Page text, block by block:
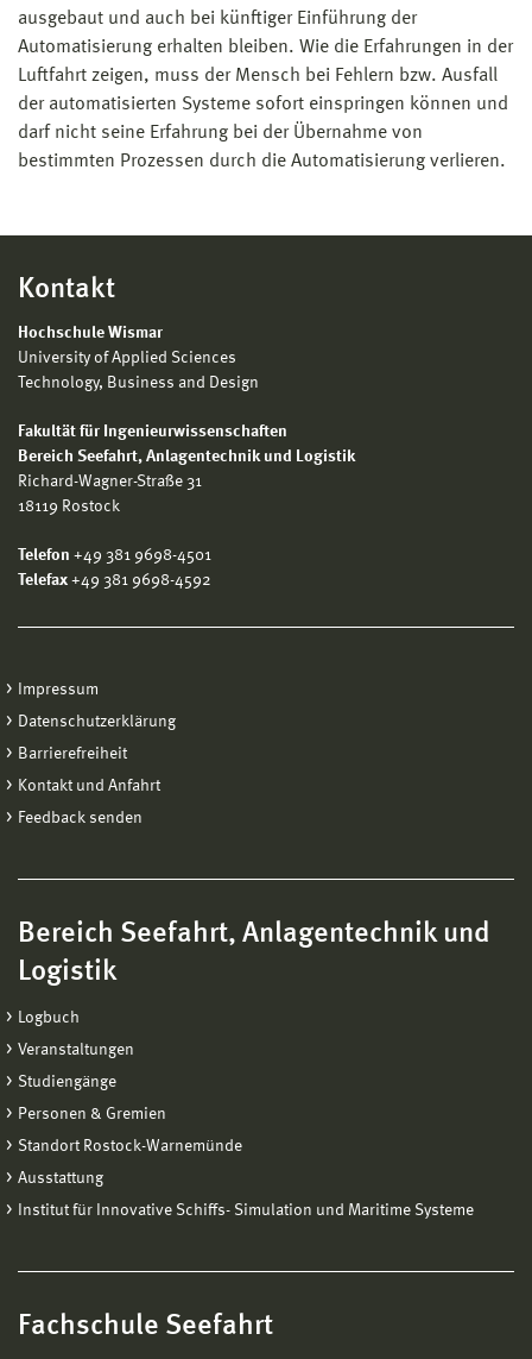
ausgebaut und auch bei künftiger Einführung der
Automatisierung erhalten bleiben. Wie die Erfahrungen in der
Luftfahrt zeigen, muss der Mensch bei Fehlern bzw. Ausfall
der automatisierten Systeme sofort einspringen können und
darf nicht seine Erfahrung bei der Übernahme von
bestimmten Prozessen durch die Automatisierung verlieren.
Kontakt
Hochschule Wismar
University of Applied Sciences
Technology, Business and Design
Fakultät für Ingenieurwissenschaften
Bereich Seefahrt, Anlagentechnik und Logistik
Richard-Wagner-Straße 31
18119 Rostock
Telefon +49 381 9698-4501
Telefax +49 381 9698-4592
Impressum
Datenschutzerklärung
Barrierefreiheit
Kontakt und Anfahrt
Feedback senden
Bereich Seefahrt, Anlagentechnik und
Logistik
Logbuch
Veranstaltungen
Studiengänge
Personen & Gremien
Standort Rostock-Warnemünde
Ausstattung
Institut für Innovative Schiffs- Simulation und Maritime Systeme
Fachschule Seefahrt